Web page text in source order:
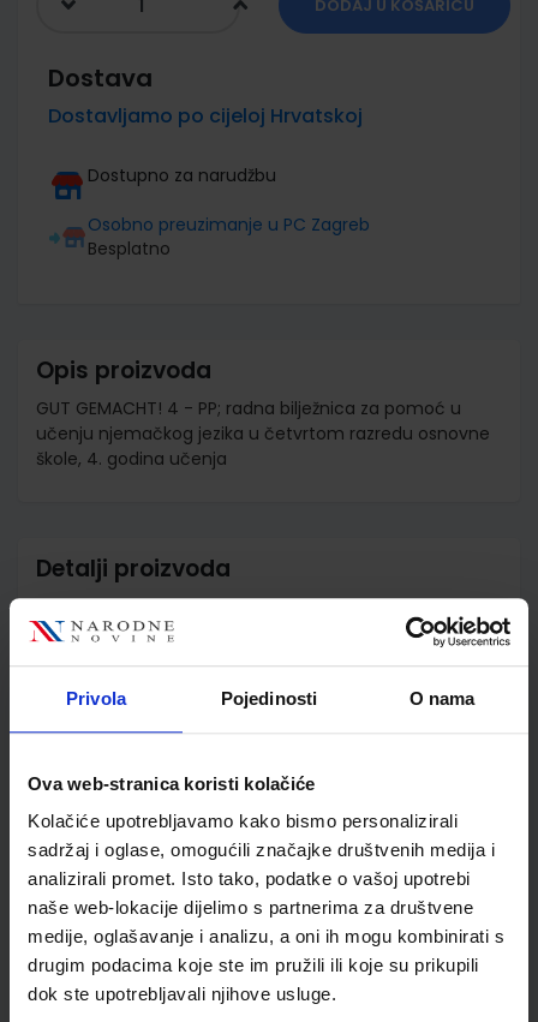
Privola Pojedinosti O nama
Ova web-stranica koristi kolačiće
Kolačiće upotrebljavamo kako bismo personalizirali
sadržaj i oglase, omogućili značajke društvenih medija i
analizirali promet. Isto tako, podatke o vašoj upotrebi
naše web-lokacije dijelimo s partnerima za društvene
medije, oglašavanje i analizu, a oni ih mogu kombinirati s
drugim podacima koje ste im pružili ili koje su prikupili
dok ste upotrebljavali njihove usluge.
DODAJ U KOŠARICU
Dostava
Dostavljamo po cijeloj Hrvatskoj
Dostupno za narudžbu
Osobno preuzimanje u PC Zagreb
Besplatno
Opis proizvoda
GUT GEMACHT! 4 - PP; radna bilježnica za pomoć u
učenju njemačkog jezika u četvrtom razredu osnovne
škole, 4. godina učenja
Detalji proizvoda
Jedinična mjera
Nakladnik
ŠKOLSKA KNJIGA d.d.
Autor
Lea Jambrek Topić
Vrsta školske knjige
RADNA BILJEŽNICA
Vrsta škole
1 OSNOVNA
Nastavni predmet
NJEMAČKI JEZIK PP
Reg br min